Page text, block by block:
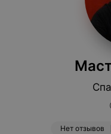
Нет отзывов